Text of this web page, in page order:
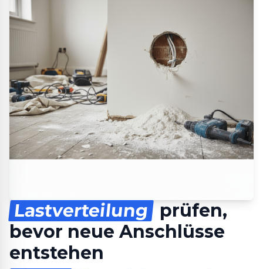
Lastverteilung
prüfen,
bevor neue Anschlüsse
entstehen